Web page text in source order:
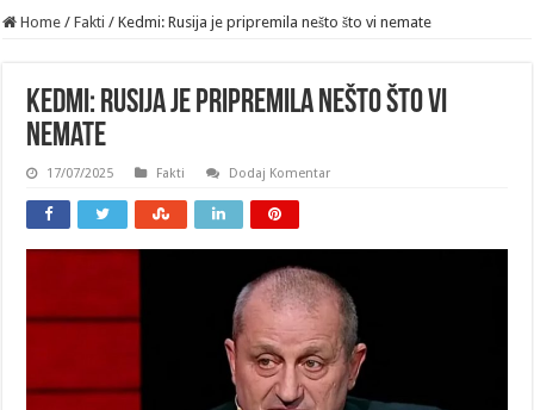
Home / Fakti / Kedmi: Rusija je pripremila nešto što vi nemate
Kedmi: Rusija je pripremila nešto što vi
nemate
17/07/2025 Fakti Dodaj Komentar